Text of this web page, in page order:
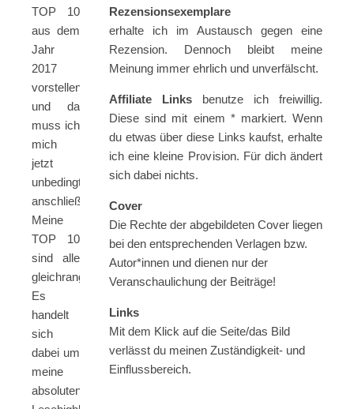
TOP 10
aus dem
Jahr
2017
vorstellen
und da
muss ich
mich
jetzt
unbedingt
anschließen.
Meine
TOP 10
sind alle
gleichranging.
Es
handelt
sich
dabei um
meine
absoluten
Rezensionsexemplare
erhalte ich im Austausch gegen eine
Rezension. Dennoch bleibt meine
Meinung immer ehrlich und unverfälscht.
Affiliate Links benutze ich freiwillig.
Diese sind mit einem * markiert. Wenn
du etwas über diese Links kaufst, erhalte
ich eine kleine Provision. Für dich ändert
sich dabei nichts.
Cover
Die Rechte der abgebildeten Cover liegen
bei den entsprechenden Verlagen bzw.
Autor*innen und dienen nur der
Veranschaulichung der Beiträge!
Links
Mit dem Klick auf die Seite/das Bild
verlässt du meinen Zuständigkeit- und
Einflussbereich.